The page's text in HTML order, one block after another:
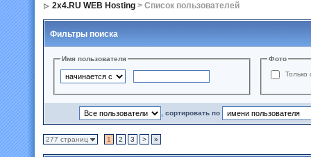
2x4.RU WEB Hosting > Список пользователей
Фильтры поиска
Имя пользователя
Фото
Только
, сортировать по
277 страниц 1 2 3 > »